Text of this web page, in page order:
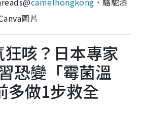
圖片
咳？日本專家
恐變「霉菌溫
多做1步救全